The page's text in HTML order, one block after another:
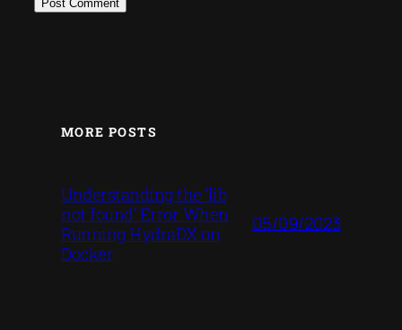
MORE POSTS
Understanding the ‘lib
not found’ Error When
Running HydraDX on
Docker
05/09/2023